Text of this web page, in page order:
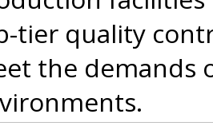
tier quality
the demands